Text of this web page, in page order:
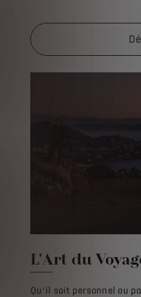
L'Art du
Qu’il soit personnel ou